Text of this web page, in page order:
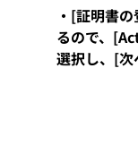
・[証明書
るので、
選択し、[次